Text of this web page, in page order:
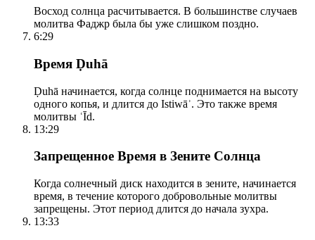
Восход солнца расчитывается. В большинстве случаев
молитва Фаджр была бы уже слишком поздно.
6:29
Время Ḍuhā
Ḍuhā начинается, когда солнце поднимается на высоту
одного копья, и длится до Istiwāʾ. Это также время
молитвы ʿĪd.
13:29
Запрещенное Время в Зените Солнца
Когда солнечный диск находится в зените, начинается
время, в течение которого добровольные молитвы
запрещены. Этот период длится до начала зухра.
13:33